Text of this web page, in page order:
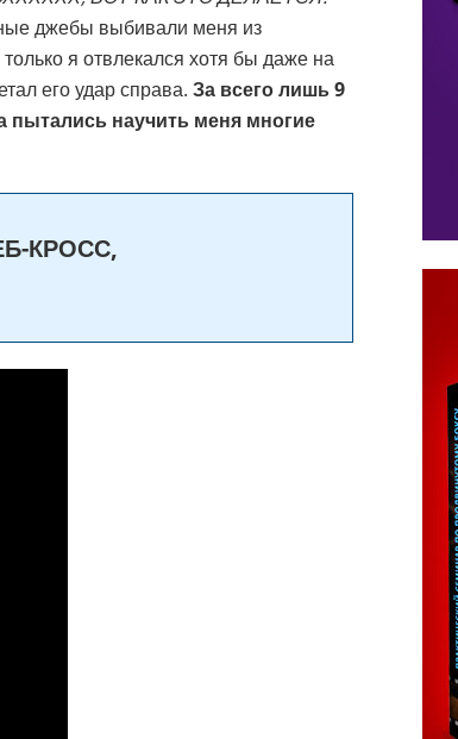
джебы выбивали меня из
я отвлекался хотя бы даже на
его удар справа. За всего лишь 9
пытались научить меня многие
КРОСС,